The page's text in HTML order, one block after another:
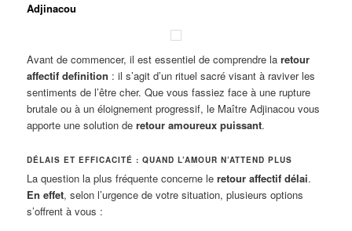
Adjinacou
Avant de commencer, il est essentiel de comprendre laretour
affectif definition : il s’agit d’un rituel sacré visant à raviver les
sentiments de l’être cher. Que vous fassiez face à une rupture
brutale ou à un éloignement progressif, le Maître Adjinacou vous
apporte une solution deretour amoureux puissant.
DÉLAIS ET EFFICACITÉ : QUAND L’AMOUR N’ATTEND PLUS
La question la plus fréquente concerne leretour affectif délai.
En effet, selon l’urgence de votre situation, plusieurs options
s’offrent à vous :